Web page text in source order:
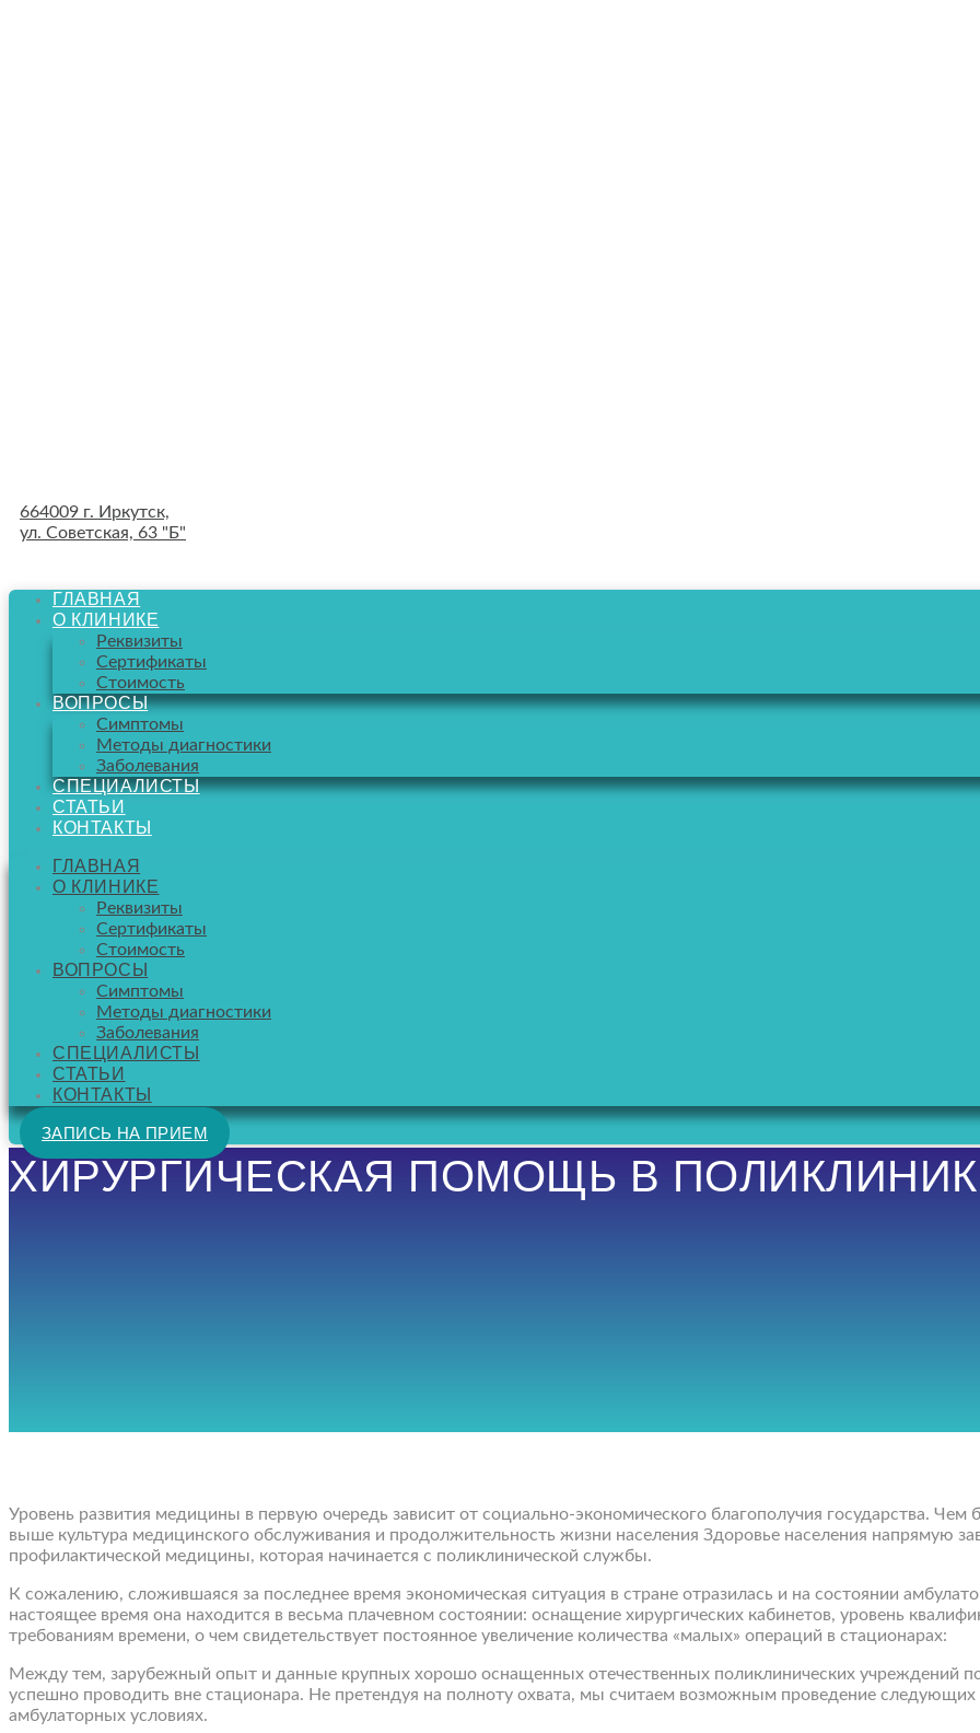
664009 г. Иркутск,
ул. Советская, 63 "Б"
ГЛАВНАЯ
О КЛИНИКЕ
Реквизиты
Сертификаты
Стоимость
ВОПРОСЫ
Симптомы
Методы диагностики
Заболевания
СПЕЦИАЛИСТЫ
СТАТЬИ
КОНТАКТЫ
ГЛАВНАЯ
О КЛИНИКЕ
Реквизиты
Сертификаты
Стоимость
ВОПРОСЫ
Симптомы
Методы диагностики
Заболевания
СПЕЦИАЛИСТЫ
СТАТЬИ
КОНТАКТЫ
ЗАПИСЬ НА ПРИЕМ
ХИРУРГИЧЕСКАЯ ПОМОЩЬ В
Уровень развития медицины в первую очередь зависит от социально-экономического благополучия государства. Чем
выше культура медицинского обслуживания и продолжительность жизни населения Здоровье населения напрямую
профилактической медицины, которая начинается с поликлинической службы.
К сожалению, сложившаяся за последнее время экономическая ситуация в стране отразилась и на состоянии
настоящее время она находится в весьма плачевном состоянии: оснащение хирургических кабинетов, уровень
требованиям времени, о чем свидетельствует постоянное увеличение количества «малых» операций в стационарах:
Между тем, зарубежный опыт и данные крупных хорошо оснащенных отечественных поликлинических учреждений
успешно проводить вне стационара. Не претендуя на полноту охвата, мы считаем возможным проведение следующих
амбулаторных условиях.